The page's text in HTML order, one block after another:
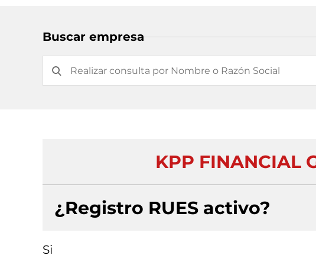
Buscar empresa
KPP FINANCIAL
¿Registro RUES activo?
Si